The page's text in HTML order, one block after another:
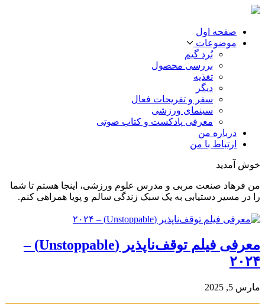
صفحه اول
موضوعات
بُرد گیم
بررسی محصول
تغذیه
دیگر
سفر و تفریحات فعال
سینمای ورزشی
معرفی پادکست و کتاب صوتی
درباره من
ارتباط با من
خوش آمدید
من فرهاد صنعت مربی و مدرس علوم ورزشی، اینجا هستم تا شما
را در مسیر دستیابی به یک سبک زندگی سالم و پویا همراهی کنم.
معرفی فیلم توقف‌ناپذیر (Unstoppable) –
۲۰۲۴
مارس 5, 2025